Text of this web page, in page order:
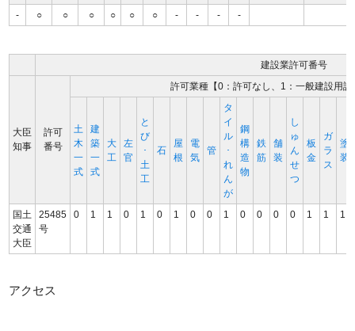
- ○ ○ ○ ○ ○ ○ - - - -
建設業許可番号
大臣
知事
許可
番号
許可業種【0：許可なし、1：一般建設用
土
木
一
式
建
築
一
式
大
工
左
官
と
び
･
土
工
石
屋
根
電
気
管
タ
イ
ル
･
れ
ん
が
鋼
構
造
物
鉄
筋
舗
装
し
ゅ
ん
せ
つ
板
金
ガ
ラ
ス
塗
装
国土
交通
大臣
25485
号
0 1 1 0 1 0 1 0 0 1 0 0 0 0 1 1 1
アクセス